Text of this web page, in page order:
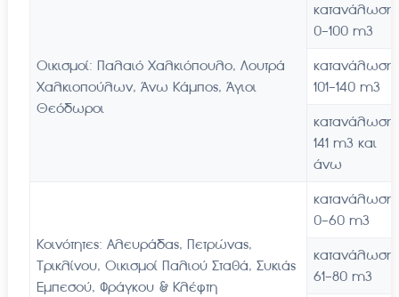
Οικισμοί: Παλαιό Χαλκιόπουλο, Λουτρά
Χαλκιοπούλων, Άνω Κάμπος, Άγιοι
Θεόδωροι
κατανάλωση
0-100 m3
κατανάλωση
101-140 m3
κατανάλωση
141 m3 και
άνω
Κοινότητες: Αλευράδας, Πετρώνας,
Τρικλίνου, Οικισμοί Παλιού Σταθά, Συκιάς
Εμπεσού, Φράγκου & Κλέφτη
κατανάλωση
0-60 m3
κατανάλωση
61-80 m3